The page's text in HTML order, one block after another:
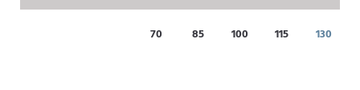
70 85 100 115 130